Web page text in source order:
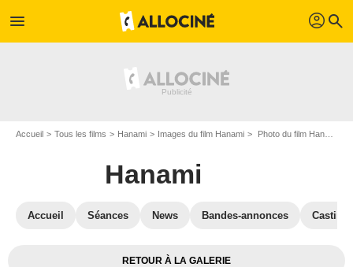
menu profil search
Accueil Tous les films Hanami Images du film Hanami Photo du film Hanami - Photo 2
Hanami
Accueil Séances News Bandes-annonces Casting
RETOUR À LA GALERIE